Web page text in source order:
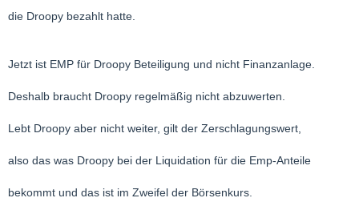
die Droopy bezahlt hatte.
Jetzt ist EMP für Droopy Beteiligung und nicht Finanzanlage.
Deshalb braucht Droopy regelmäßig nicht abzuwerten.
Lebt Droopy aber nicht weiter, gilt der Zerschlagungswert,
also das was Droopy bei der Liquidation für die Emp-Anteile
bekommt und das ist im Zweifel der Börsenkurs.